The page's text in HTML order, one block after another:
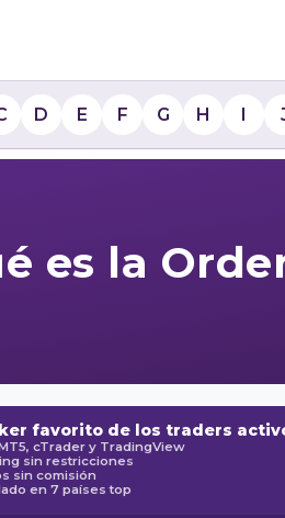
D E F G H I
es la
favorito de los traders
cTrader y TradingView
sin restricciones
sin comisión
en 7 países top